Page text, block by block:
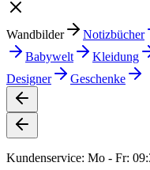
Wandbilder Notizbücher
Babywelt
Kleidung
Designer
Geschenke
Kundenservice: Mo - Fr: